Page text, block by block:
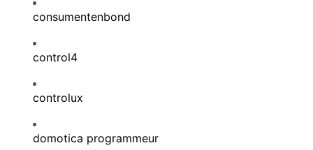
consumentenbond
control4
controlux
domotica programmeur